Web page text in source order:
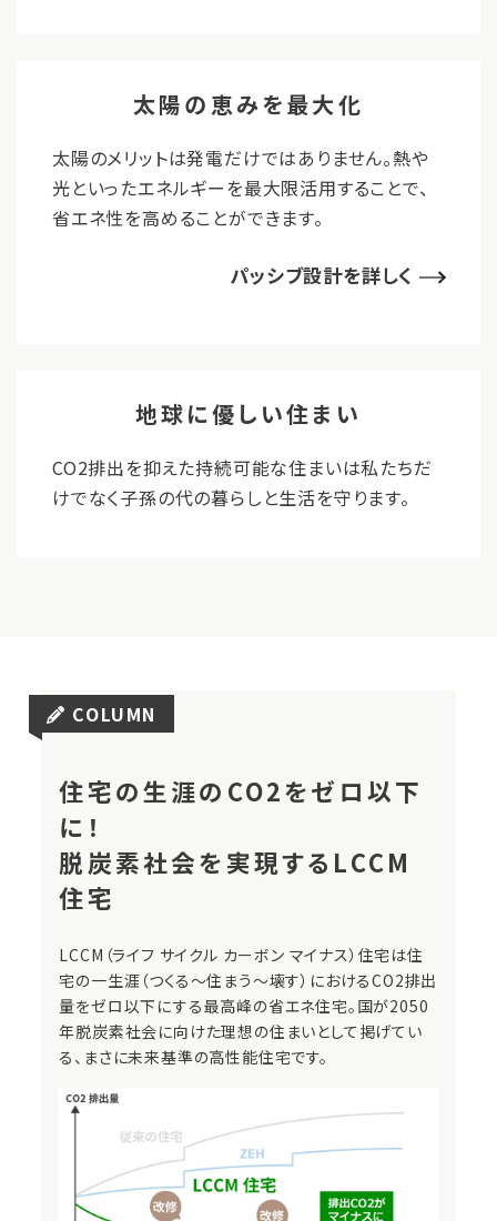
太陽の恵みを最大化
太陽のメリットは発電だけではありません。熱や
光といったエネルギーを最大限活用することで、
省エネ性を高めることができます。
パッシブ設計を詳しく
地球に優しい住まい
CO2排出を抑えた持続可能な住まいは私たちだ
けでなく子孫の代の暮らしと生活を守ります。
COLUMN
住宅の生涯のCO2をゼロ以下
に！
脱炭素社会を実現するLCCM
住宅
LCCM（ライフ サイクル カーボン マイナス）住宅は住
宅の一生涯（つくる～住まう～壊す）におけるCO2排出
量をゼロ以下にする最高峰の省エネ住宅。国が2050
年脱炭素社会に向けた理想の住まいとして掲げてい
る、まさに未来基準の高性能住宅です。